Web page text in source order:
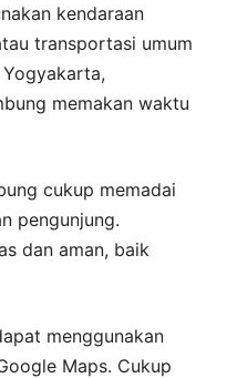
kendaraan
transportasi umum
memakan waktu
cukup memadai
pengunjung.
dan aman, baik
menggunakan
Maps. Cukup